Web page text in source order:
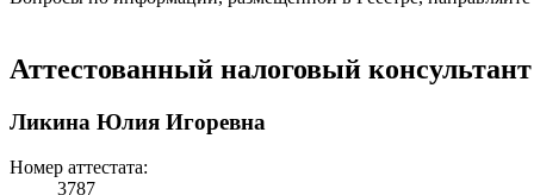
Аттестованный налоговый консультант
Ликина Юлия Игоревна
Номер аттестата:
3787